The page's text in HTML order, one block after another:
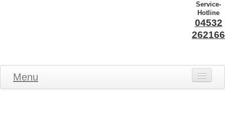
Service-
Hotline
04532
262166
Menu